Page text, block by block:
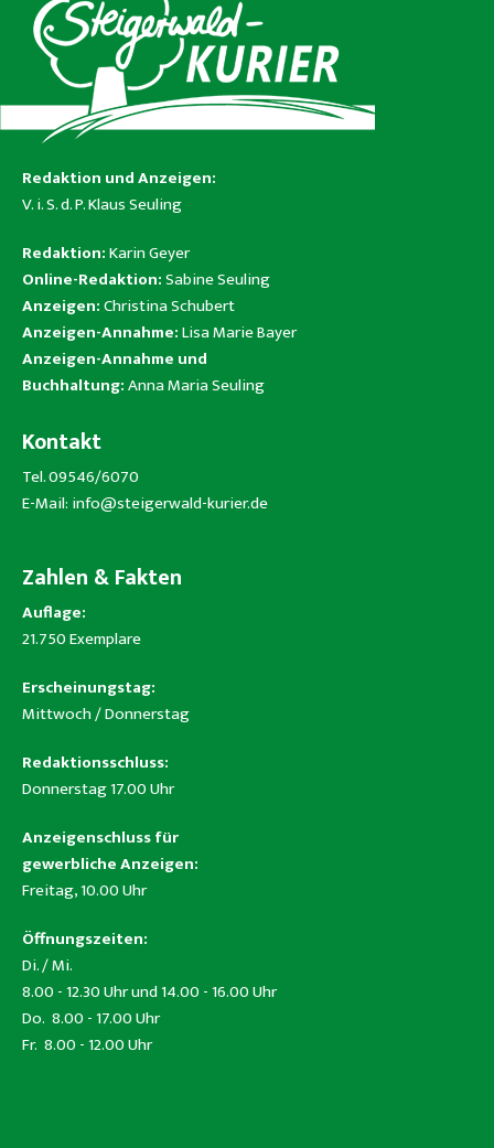
Redaktion und Anzeigen:
V. i. S. d. P. Klaus Seuling
Redaktion:Karin Geyer
Online-Redaktion:Sabine Seuling
Anzeigen:Christina Schubert
Anzeigen-Annahme:Lisa Marie Bayer
Anzeigen-Annahme und
Buchhaltung:Anna Maria Seuling
Kontakt
Tel. 09546/6070
E-Mail: info@steigerwald-kurier.de
Zahlen & Fakten
Auflage:
21.750 Exemplare
Erscheinungstag:
Mittwoch / Donnerstag
Redaktionsschluss:
Donnerstag 17.00 Uhr
Anzeigenschluss für
gewerbliche Anzeigen:
Freitag, 10.00 Uhr
Öffnungszeiten:
Di. / Mi.
8.00 - 12.30 Uhr und 14.00 - 16.00 Uhr
Do. 8.00 - 17.00 Uhr
Fr. 8.00 - 12.00 Uhr